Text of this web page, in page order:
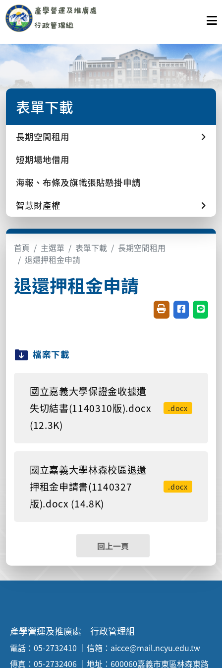
表單下載
長期空間租用
短期場地借用
海報、布條及旗幟張貼懸掛申請
智慧財產權
首頁 主選單 表單下載
長期空間租用
退還押租金申請
退還押租金申請
友善列印(開新視
分享至臉書
分享
檔案下載
國立嘉義大學保證金收據遺
失切結書(1140310版).docx
(12.3K)
.docx
國立嘉義大學林森校區退還
押租金申請書(1140327
版).docx (14.8K)
.docx
回上一頁
產學營運及推廣處 行政管理組
電話：05-2732410 ｜信箱：aicce@mail.ncyu.edu.tw
傳真：05-2732406 ｜地址：600060嘉義市東區林森東路